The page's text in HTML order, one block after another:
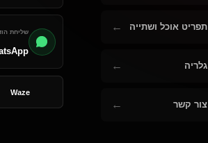
תפריט אוכל ושתייה ←
גלריה ←
צור קשר ←
שליחת
Waze